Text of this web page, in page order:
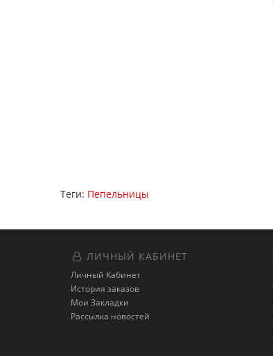
Теги: Пепельницы
ЛИЧНЫЙ КАБИНЕТ
Личный Кабинет
История заказов
Мои Закладки
Рассылка новостей